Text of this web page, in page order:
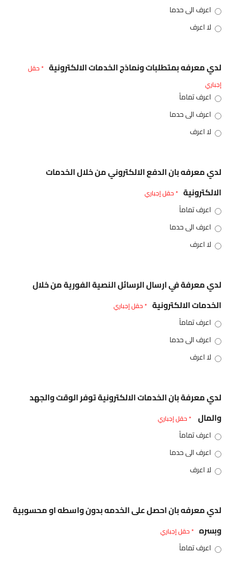
اعرف الى حدما
لا اعرف
لدي معرفه بمتطلبات ونماذج الخدمات الالكترونية * حقل
إجباري
اعرف تماماً
اعرف الى حدما
لا اعرف
لدي معرفه بان الدفع الالكتروني من خلال الخدمات
الالكترونية * حقل إجباري
اعرف تماماً
اعرف الى حدما
لا اعرف
لدي معرفة في ارسال الرسائل النصية الفورية من خلال
الخدمات الالكترونية * حقل إجباري
اعرف تماماً
اعرف الى حدما
لا اعرف
لدي معرفة بان الخدمات الالكترونية توفر الوقت والجهد
والمال * حقل إجباري
اعرف تماماً
اعرف الى حدما
لا اعرف
لدي معرفه بان احصل على الخدمه بدون واسطه او محسوبية
وبسره * حقل إجباري
اعرف تماماً